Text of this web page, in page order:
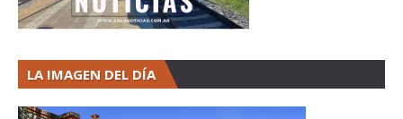
LA IMAGEN DEL DÍA